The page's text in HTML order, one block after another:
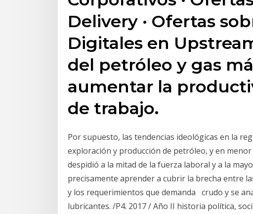
Delivery · Ofertas
Digitales en
del petróleo y gas
aumentar la
de trabajo.
Por supuesto, las tendencias ideológicas en la
exploración y producción de petróleo, y en
despidió a la mitad de la fuerza laboral y a la
precisamente aprender a cubrir la brecha entre
y los requerimientos que demanda crudo y se
lubricantes. /P4. 2017 / Año II historia política,